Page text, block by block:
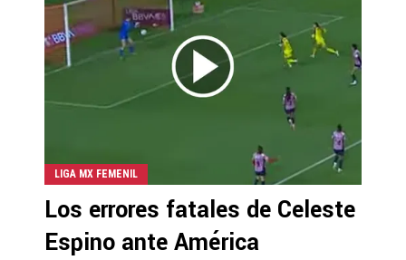
LIGA MX FEMENIL
Los errores fatales de Celeste
Espino ante América